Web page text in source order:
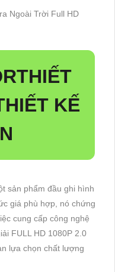
THIẾT
KẾ
sản phẩm đầu ghi hình
giá phù hợp, nó chứng
cung cấp công nghệ
FULL HD 1080P 2.0
lựa chọn chất lượng